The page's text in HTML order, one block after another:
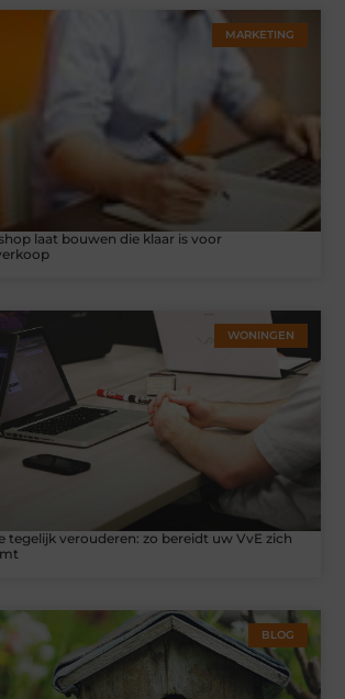
MARKETING
laat bouwen die klaar is voor
WONINGEN
tegelijk verouderen: zo bereidt uw VvE zich
BLOG